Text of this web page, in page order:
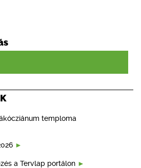
temploma
a Tervlap portálon